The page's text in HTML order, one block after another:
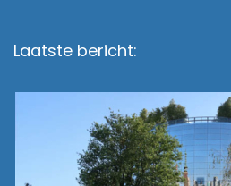
Laatste bericht: